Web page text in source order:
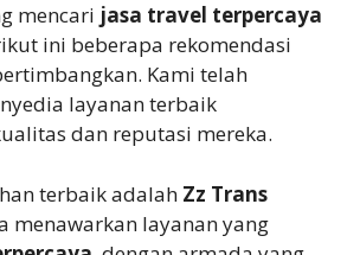
mencari jasa travel terpercaya
ini beberapa rekomendasi
Kami telah
layanan terbaik
dan reputasi mereka.
terbaik adalah Zz Trans
menawarkan layanan yang